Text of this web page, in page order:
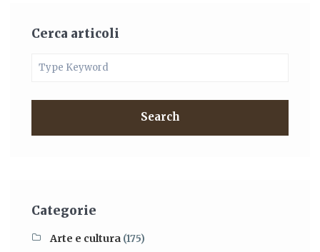
Cerca articoli
Search
Categorie
Arte e cultura (175)